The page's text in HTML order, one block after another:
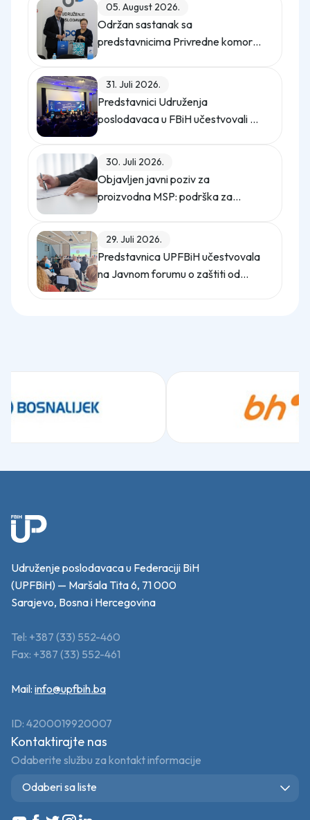
05. August 2026.
Održan sastanak sa
predstavnicima Privredne komore
31. Juli 2026.
Predstavnici Udruženja
poslodavaca u FBiH učestvovali na
30. Juli 2026.
Objavljen javni poziv za
proizvodna MSP: podrška za
29. Juli 2026.
Predstavnica UPFBiH učestvovala
na Javnom forumu o zaštiti od
Udruženje poslodavaca u Federaciji BiH
(UPFBiH) — Maršala Tita 6, 71 000
Sarajevo, Bosna i Hercegovina
Tel: +387 (33) 552-460
Fax: +387 (33) 552-461
Mail: info@upfbih.ba
ID: 4200019920007
Kontaktirajte nas
Odaberite službu za kontakt informacije
Odaberi sa liste